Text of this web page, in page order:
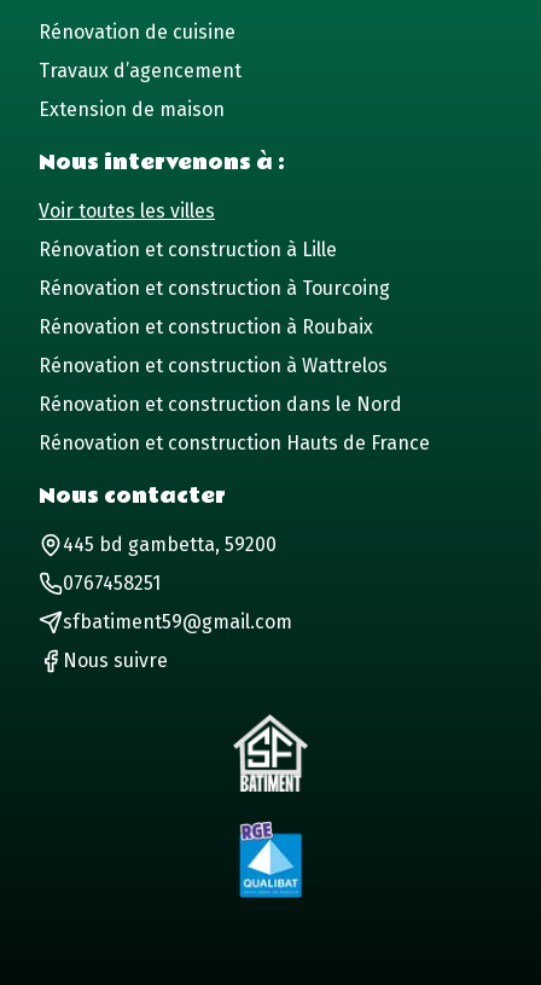
Rénovation de cuisine
Travaux d’agencement
Extension de maison
Nous intervenons à :
Voir toutes les villes
Rénovation et construction à Lille
Rénovation et construction à Tourcoing
Rénovation et construction à Roubaix
Rénovation et construction à Wattrelos
Rénovation et construction dans le Nord
Rénovation et construction Hauts de France
Nous contacter
445 bd gambetta, 59200
0767458251
sfbatiment59@gmail.com
Nous suivre